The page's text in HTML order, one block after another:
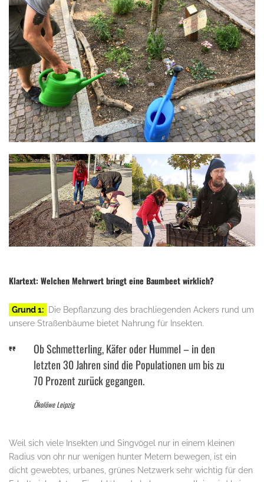
Klartext: Welchen Mehrwert bringt eine Baumbeet wirklich?
Grund 1:
Die Bepflanzung des brachliegenden Ackers rund um
unsere Straßenbäume bietet Nahrung für Insekten.
Ob Schmetterling, Käfer oder Hummel – in den
letzten 30 Jahren sind die Populationen um bis zu
70 Prozent zurück gegangen.
Ökolöwe Leipzig
Weil sich viele Insekten und Singvögel nur in einem kleinen
Radius von ohr nur wenigen hunter Metern bewegen, ist ein
dicht gewebtes, urbanes, grünes Netzwerk sehr wichtig für den